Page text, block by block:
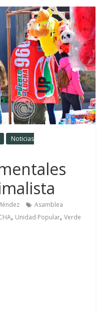
Noticias
Asamblea
, Unidad Popular,Verde